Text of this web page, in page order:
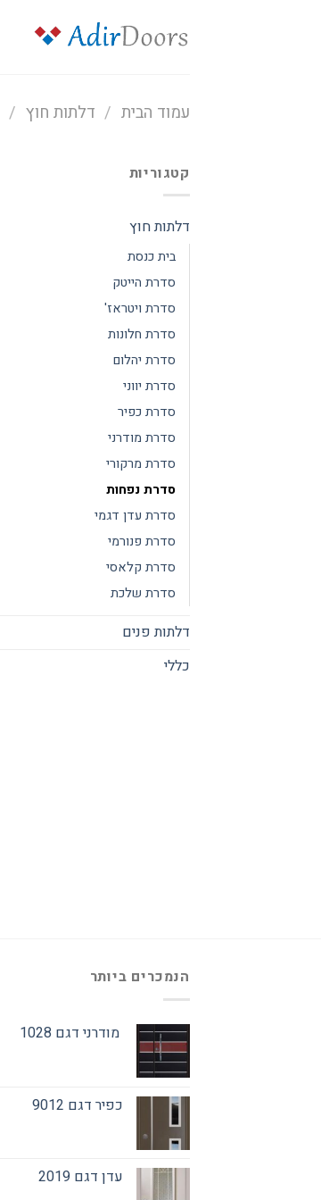
עמוד הבית / דלתות חוץ /
קטגוריות
דלתות חוץ
בית כנסת
סדרת הייטק
סדרת ויטראז'
סדרת חלונות
סדרת יהלום
סדרת יווני
סדרת כפיר
סדרת מודרני
סדרת מרקורי
סדרת נפחות
סדרת עדן דגמי
סדרת פנורמי
סדרת קלאסי
סדרת שלכת
דלתות פנים
כללי
הנמכרים ביותר
מודרני דגם 1028
כפיר דגם 9012
עדן דגם 2019